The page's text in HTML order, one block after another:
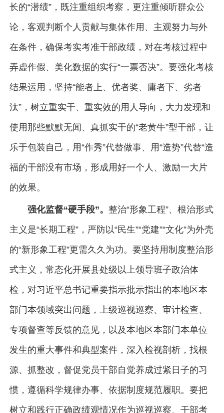
长的“潜绩”，既注重组织考察，更注重倾听群众公
论，客观判断个人贡献与集体作用、主观努力与外
在条件，确保考实考准干部政绩，对在考核过程中
弄虚作假、美化数据的实行“一票否决”。要强化考核
结果运用，坚持“能者上、优者奖、庸者下、劣者
汰”，树立重实干、重实效的用人导向，大力发现和
使用那些默默无闻、真抓实干的“老黄牛”型干部，让
乐于包装自己，用“作秀”代替做事、用“造势”代替“造
福的干部没有市场，形成用好一个人、激励一大片
的效果。
强化监督“硬手段”。 整治“形象工程”、根治形式
主义是“长期工程”，严防以“民生”“党建”“文化”为外壳
的“新形象工程”更需久久为功。要坚持用制度整治形
式主义，常态化开展县处级以上领导班子政治体
检，对习近平总书记重要指示批示指出的本地区本
部门本领域突出问题，上级巡视巡察、审计检查、
专项督查等反馈的意见，以及本地区本部门本单位
发生的重大事件和典型案件，深入检视剖析，找根
源、抓整改，督促党员干部自觉养成过紧日子的习
惯，遵循科学规律办事、依据制度规范履职。要把
树立和践行正确政绩观情况作为巡视巡察、干部考